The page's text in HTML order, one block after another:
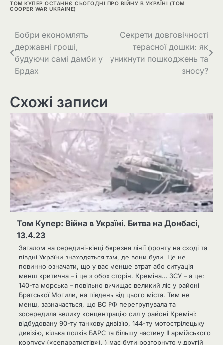
ТОМ КУПЕР ОСТАННЄ СЬОГОДНІ ПРО ВІЙНУ В УКРАЇНІ (TOM
COOPER WAR UKRAINE)
Навігація
записів
Бобри економлять
державні гроші,
будуючи самі дамби у
Брдах
Секрети довговічності
терасної дошки: як
уникнути пошкоджень та
зносу?
Схожі записи
Том Купер: Війна в Україні. Битва на Донбасі,
13.4.23
Загалом на середині-кінці березня лінії фронту на сході та
півдні України знаходяться там, де вони були. Це не
повинно означати, що у вас менше втрат або ситуація
менш критична – і це з обох сторін. Креміна… ЗСУ – а це:
140-та морська – повільно вичищає великий ліс у районі
Братської Могили, на південь від цього міста. Тим не
менш, зазначається, що ВС РФ перегрупувала та
зосередила велику концентрацію сил у районі Креміні:
відбудовану 90-ту танкову дивізію, 144-ту мотострілецьку
дивізію, кілька полків БАРС та більшу частину ІІ армійського
корпусу («сепаратистів»). ) має бути розгорнуто у другій